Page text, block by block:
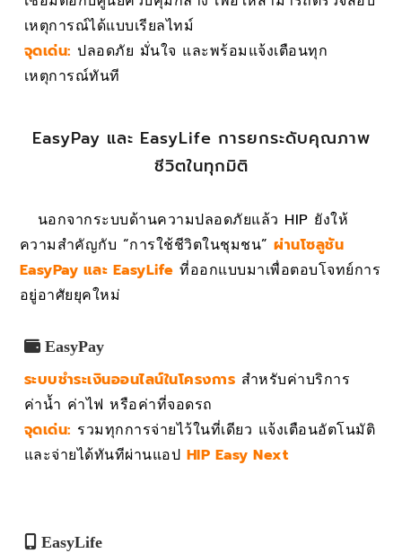
เหตุการณ์ได้แบบเรียลไทม์
จุดเด่น: ปลอดภัย มั่นใจ และพร้อมแจ้งเตือนทุก
เหตุการณ์ทันที
EasyPay และ EasyLife การยกระดับคุณภาพ
ชีวิตในทุกมิติ
นอกจากระบบด้านความปลอดภัยแล้ว HIP ยังให้
ความสำคัญกับ “การใช้ชีวิตในชุมชน”ผ่านโซลูชัน
EasyPay และ EasyLife ที่ออกแบบมาเพื่อตอบโจทย์การ
อยู่อาศัยยุคใหม่
EasyPay
ระบบชำระเงินออนไลน์ในโครงการ สำหรับค่าบริการ
ค่าน้ำ ค่าไฟ หรือค่าที่จอดรถ
จุดเด่น: รวมทุกการจ่ายไว้ในที่เดียว แจ้งเตือนอัตโนมัติ
และจ่ายได้ทันทีผ่านแอป HIP Easy Next
EasyLife